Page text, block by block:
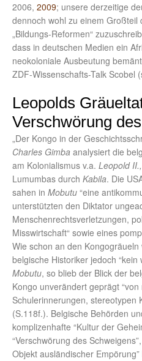
2006, 2009; unsere derzeitige
dennoch wohl zu einem
„Bildungs-Reformen“
dass in deutschen Medien ein
neokoloniale Ausbeutung
ZDF-Wissenschafts-Talk Scobel
Leopolds
Verschwörung
„Der Kongo in der
Charles Gimba analysiert die
am Kolonialismus v.a. Leopold II.,
Lumumbas durch Kabila. Die
sahen in Mobutu “eine
unterstützten den Diktator
Menschenrechtsverletzungen,
Misswirtschaft“ sowie eines
Wie schon an den Kongogräueln
belgische Historiker jedoch “kein
Mobutu, so blieb der Blick der
Kongo unverändert geprägt
Schulerinnerungen, stereotypen
(S.118f.). Belgische Behörden
komplizenhafte “Kultur der
“Verschwörung des
Objekt ausländischer